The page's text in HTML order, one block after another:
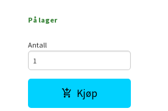
På lager
Antall
Kjøp